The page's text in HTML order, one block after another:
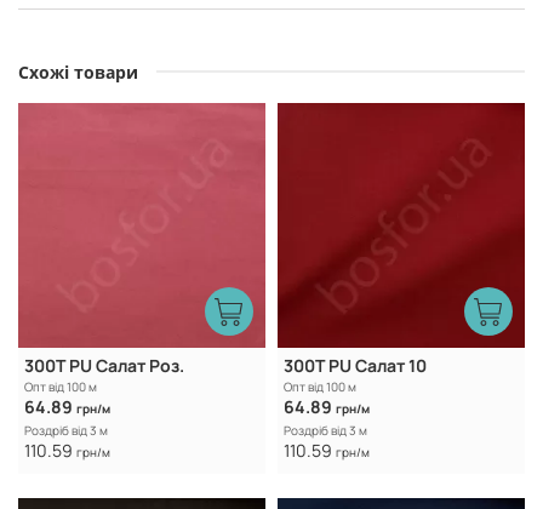
Схожі товари
300Т PU Салат Роз.
Опт від 100 м
64.89 грн/м
Роздріб від 3 м
110.59 грн/м
300Т PU Салат 10
Опт від 100 м
64.89 грн/м
Роздріб від 3 м
110.59 грн/м